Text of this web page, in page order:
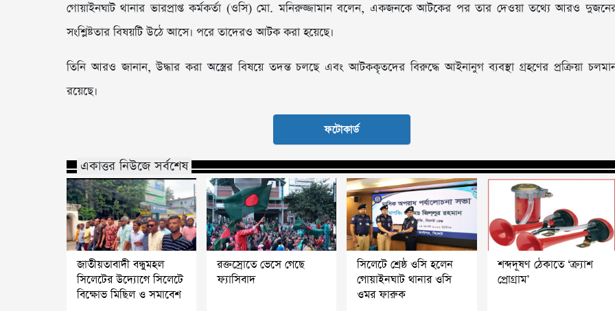
গোয়াইনঘাট থানার ভারপ্রাপ্ত কর্মকর্তা (ওসি) মো. মনিরুজ্জামান বলেন, একজনকে আটকের পর তার দেওয়া তথ্যে আরও
সংশ্লিষ্টতার বিষয়টি উঠে আসে। পরে তাদেরও আটক করা হয়েছে।
তিনি আরও জানান, উদ্ধার করা অস্ত্রের বিষয়ে তদন্ত চলছে এবং আটককৃতদের বিরুদ্ধে আইনানুগ ব্যবস্থা গ্রহণের প্রক্রিয়া
রয়েছে।
ফটোকার্ড
একাত্তর নিউজে সর্বশেষ
জাতীয়তাবাদী বন্ধুমহল
সিলেটের উদ্যোগে সিলেটে
বিক্ষোভ মিছিল ও সমাবেশ
রক্তস্রোতে ভেসে গেছে
ফ্যাসিবাদ
সিলেটে শ্রেষ্ঠ ওসি হলেন
গোয়াইনঘাট থানার ওসি
ওমর ফারুক
শব্দদূষণ ঠেকাতে ‘ক্র্যাশ
প্রোগ্রাম’